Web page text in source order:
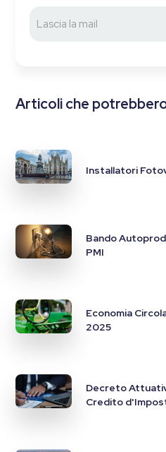
Articoli che
Installatori
Bando
PMI
Economia
2025
Decreto
Credito